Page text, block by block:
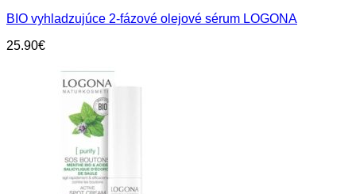
BIO vyhladzujúce 2-fázové olejové sérum LOGONA
25.90€